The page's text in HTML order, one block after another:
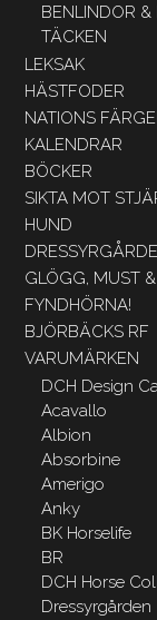
BENLINDOR &
TÄCKEN
LEKSAK
HÄSTFODER
NATIONS
KALENDRAR
BÖCKER
SIKTA MOT
HUND
GLÖGG, MUST
FYNDHÖRNA!
BJÖRBÄCKS RF
VARUMÄRKEN
DCH Design
Acavallo
Albion
Absorbine
Amerigo
Anky
BK Horselife
BR
DCH Horse
Dressyrgården